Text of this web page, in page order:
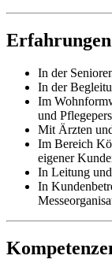
Erfahrungen
In der
In der
Im
und
Mit Ärzten
Im Bereich
eigener
In Leitung
In